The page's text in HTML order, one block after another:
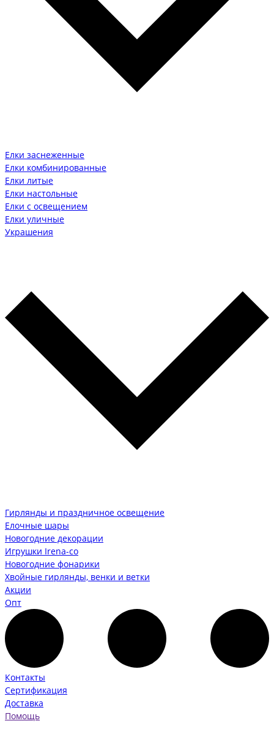
Елки заснеженные
Елки комбинированные
Елки литые
Елки настольные
Елки с освещением
Елки уличные
Украшения
Гирлянды и праздничное освещение
Елочные шары
Новогодние декорации
Игрушки Irena-co
Новогодние фонарики
Хвойные гирлянды, венки и ветки
Акции
Опт
Контакты
Сертификация
Доставка
Помощь